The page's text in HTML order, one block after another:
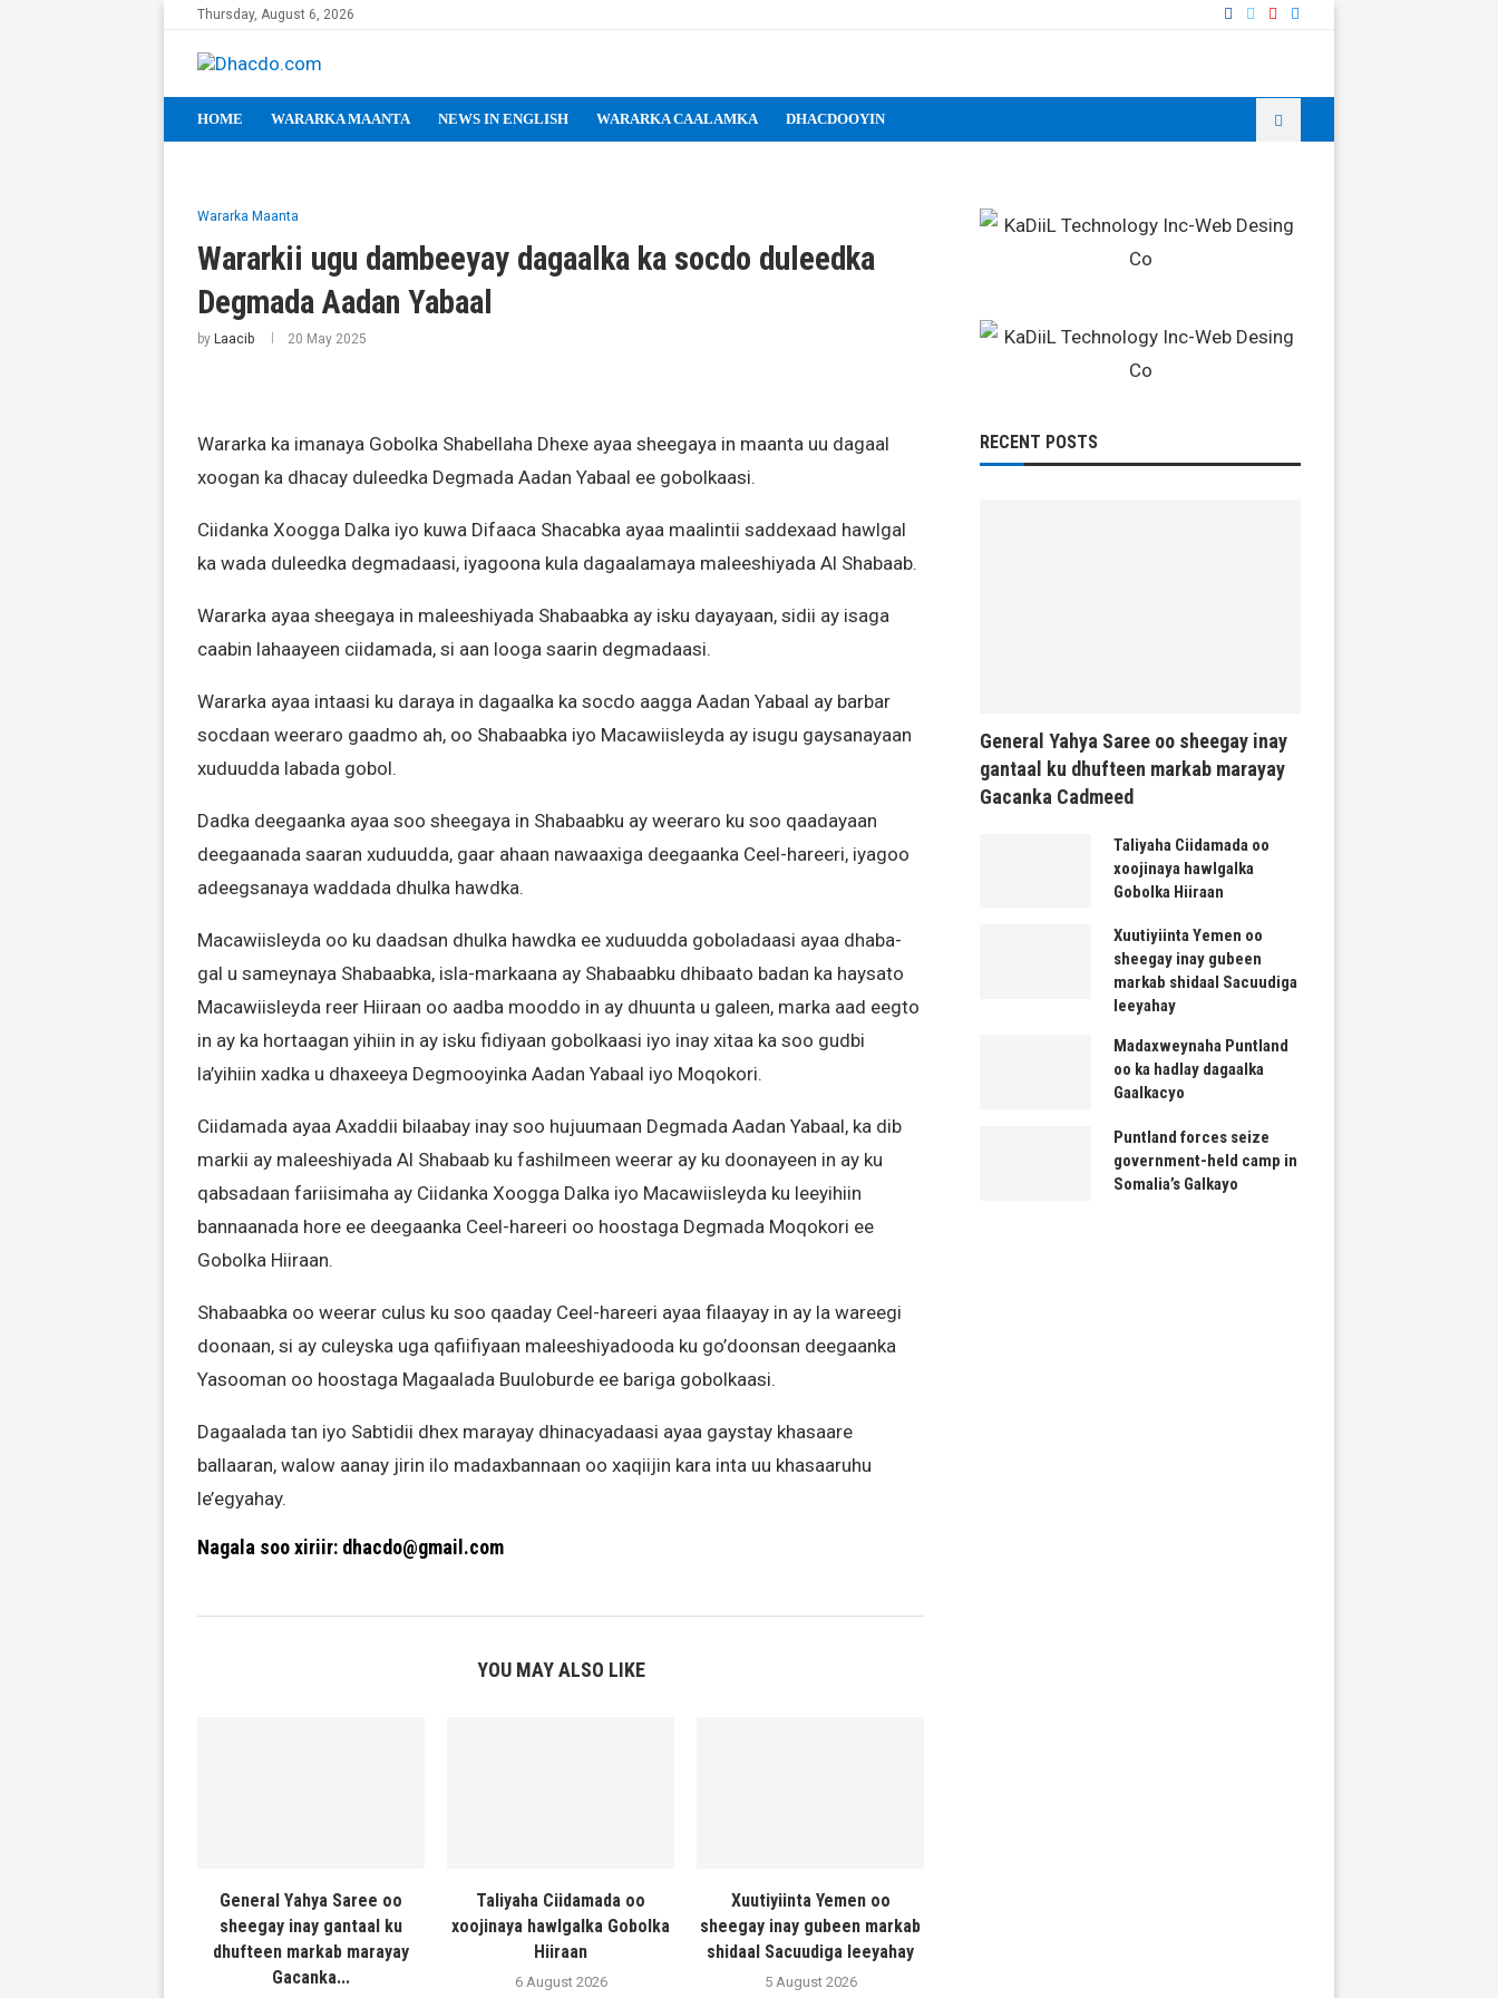
Thursday, August 6, 2026
HOME WARARKA MAANTA NEWS IN ENGLISH WARARKA CAALAMKA DHACDOOYIN
Wararka Maanta
Wararkii ugu dambeeyay dagaalka ka socdo duleedka
Degmada Aadan Yabaal
by Laacib 20 May 2025
Wararka ka imanaya Gobolka Shabellaha Dhexe ayaa sheegaya in maanta uu dagaal
xoogan ka dhacay duleedka Degmada Aadan Yabaal ee gobolkaasi.
Ciidanka Xoogga Dalka iyo kuwa Difaaca Shacabka ayaa maalintii saddexaad hawlgal
ka wada duleedka degmadaasi, iyagoona kula dagaalamaya maleeshiyada Al Shabaab.
Wararka ayaa sheegaya in maleeshiyada Shabaabka ay isku dayayaan, sidii ay isaga
caabin lahaayeen ciidamada, si aan looga saarin degmadaasi.
Wararka ayaa intaasi ku daraya in dagaalka ka socdo aagga Aadan Yabaal ay barbar
socdaan weeraro gaadmo ah, oo Shabaabka iyo Macawiisleyda ay isugu gaysanayaan
xuduudda labada gobol.
Dadka deegaanka ayaa soo sheegaya in Shabaabku ay weeraro ku soo qaadayaan
deegaanada saaran xuduudda, gaar ahaan nawaaxiga deegaanka Ceel-hareeri, iyagoo
adeegsanaya waddada dhulka hawdka.
Macawiisleyda oo ku daadsan dhulka hawdka ee xuduudda goboladaasi ayaa dhaba-
gal u sameynaya Shabaabka, isla-markaana ay Shabaabku dhibaato badan ka haysato
Macawiisleyda reer Hiiraan oo aadba mooddo in ay dhuunta u galeen, marka aad eegto
in ay ka hortaagan yihiin in ay isku fidiyaan gobolkaasi iyo inay xitaa ka soo gudbi
la’yihiin xadka u dhaxeeya Degmooyinka Aadan Yabaal iyo Moqokori.
Ciidamada ayaa Axaddii bilaabay inay soo hujuumaan Degmada Aadan Yabaal, ka dib
markii ay maleeshiyada Al Shabaab ku fashilmeen weerar ay ku doonayeen in ay ku
qabsadaan fariisimaha ay Ciidanka Xoogga Dalka iyo Macawiisleyda ku leeyihiin
bannaanada hore ee deegaanka Ceel-hareeri oo hoostaga Degmada Moqokori ee
Gobolka Hiiraan.
Shabaabka oo weerar culus ku soo qaaday Ceel-hareeri ayaa filaayay in ay la wareegi
doonaan, si ay culeyska uga qafiifiyaan maleeshiyadooda ku go’doonsan deegaanka
Yasooman oo hoostaga Magaalada Buuloburde ee bariga gobolkaasi.
Dagaalada tan iyo Sabtidii dhex marayay dhinacyadaasi ayaa gaystay khasaare
ballaaran, walow aanay jirin ilo madaxbannaan oo xaqiijin kara inta uu khasaaruhu
le’egyahay.
Nagala soo xiriir: dhacdo@gmail.com
YOU MAY ALSO LIKE
General Yahya Saree oo
sheegay inay gantaal ku
dhufteen markab marayay
Gacanka...
Taliyaha Ciidamada oo
xoojinaya hawlgalka Gobolka
Hiiraan
6 August 2026
Xuutiyiinta Yemen oo
sheegay inay gubeen markab
shidaal Sacuudiga leeyahay
5 August 2026
RECENT POSTS
General Yahya Saree oo sheegay inay
gantaal ku dhufteen markab marayay
Gacanka Cadmeed
Taliyaha Ciidamada oo
xoojinaya hawlgalka
Gobolka Hiiraan
Xuutiyiinta Yemen oo
sheegay inay gubeen
markab shidaal Sacuudiga
leeyahay
Madaxweynaha Puntland
oo ka hadlay dagaalka
Gaalkacyo
Puntland forces seize
government-held camp in
Somalia’s Galkayo